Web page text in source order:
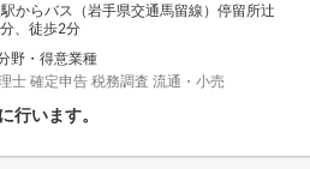
からバス（岩手県交通馬留線）停留所辻
、徒歩2分
野・得意業種
士 確定申告 税務調査 流通・小売
行います。